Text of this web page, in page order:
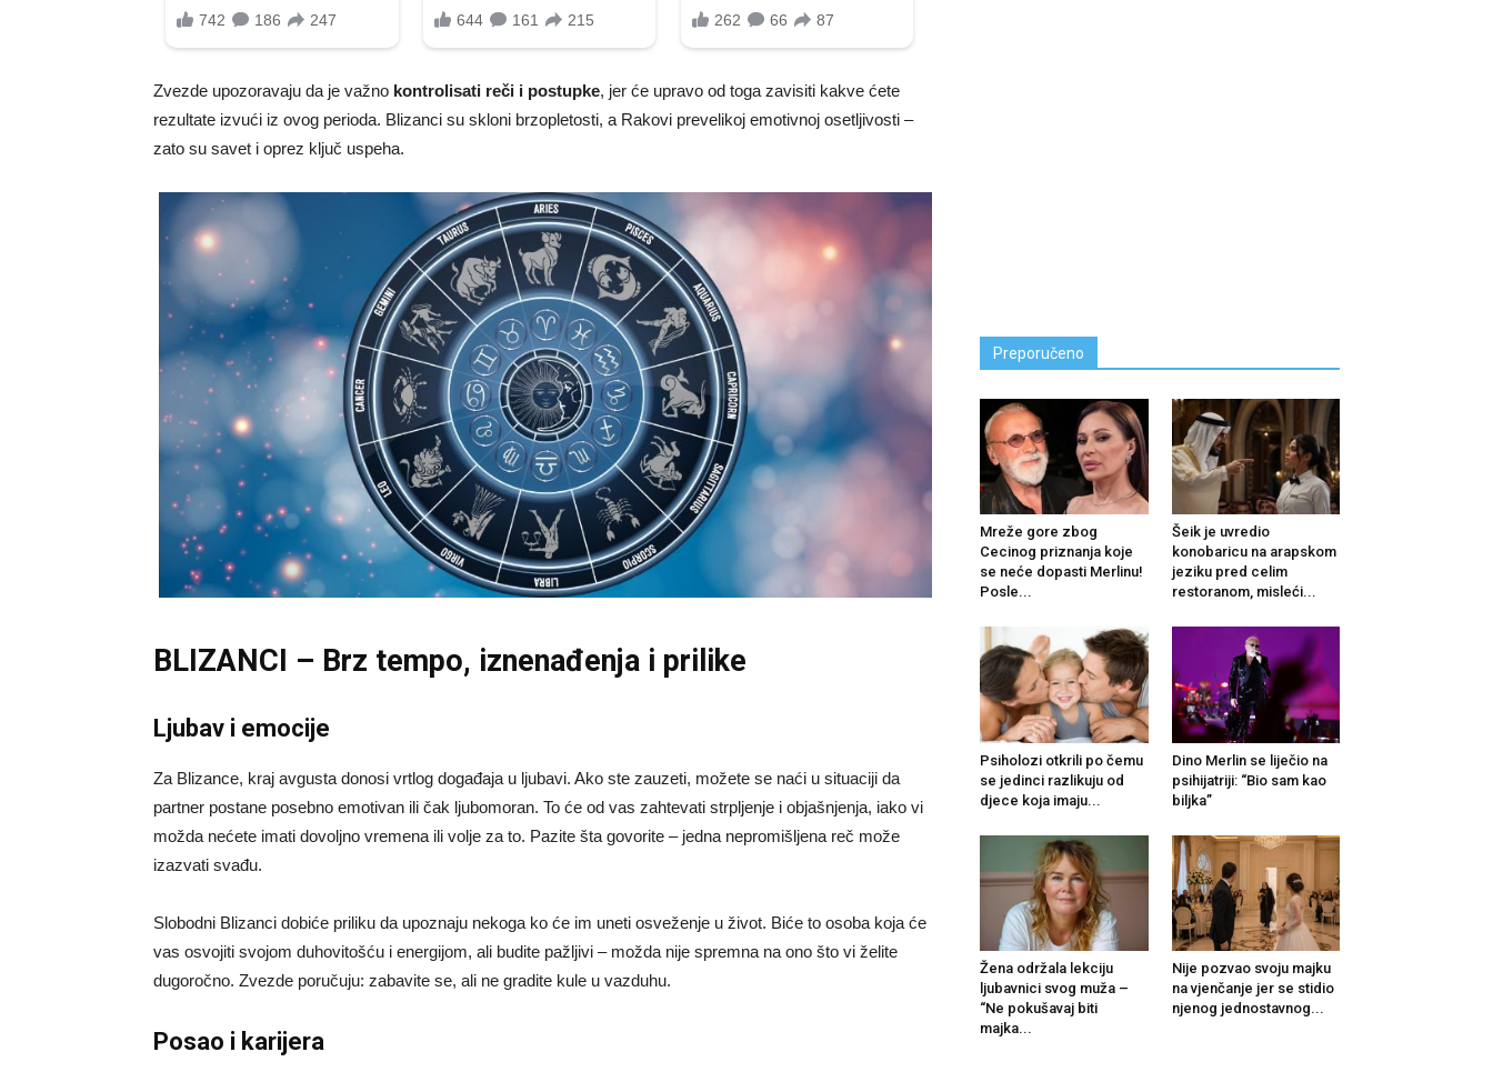
Zvezde upozoravaju da je važno kontrolisati reči i postupke, jer će upravo od toga zavisiti kakve ćete
rezultate izvući iz ovog perioda. Blizanci su skloni brzopletosti, a Rakovi prevelikoj emotivnoj osetljivosti –
zato su savet i oprez ključ uspeha.
BLIZANCI – Brz tempo, iznenađenja i prilike
Ljubav i emocije
Za Blizance, kraj avgusta donosi vrtlog događaja u ljubavi. Ako ste zauzeti, možete se naći u situaciji da
partner postane posebno emotivan ili čak ljubomoran. To će od vas zahtevati strpljenje i objašnjenja, iako vi
možda nećete imati dovoljno vremena ili volje za to. Pazite šta govorite – jedna nepromišljena reč može
izazvati svađu.
Slobodni Blizanci dobiće priliku da upoznaju nekoga ko će im uneti osveženje u život. Biće to osoba koja će
vas osvojiti svojom duhovitošću i energijom, ali budite pažljivi – možda nije spremna na ono što vi želite
dugoročno. Zvezde poručuju: zabavite se, ali ne gradite kule u vazduhu.
Posao i karijera
Preporučeno
Mreže gore zbog
Cecinog priznanja koje
se neće dopasti Merlinu!
Posle...
Šeik je uvredio
konobaricu na arapskom
jeziku pred celim
restoranom, misleći...
Psiholozi otkrili po čemu
se jedinci razlikuju od
djece koja imaju...
Dino Merlin se liječio na
psihijatriji: “Bio sam kao
biljka”
Žena održala lekciju
ljubavnici svog muža –
“Ne pokušavaj biti
majka...
Nije pozvao svoju majku
na vjenčanje jer se stidio
njenog jednostavnog...